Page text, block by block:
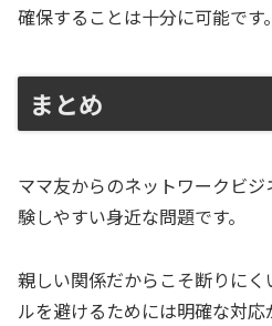
確保することは十分に可能です。
まとめ
ママ友からのネットワークビ
験しやすい身近な問題です。
親しい関係だからこそ断りに
ルを避けるためには明確な対応